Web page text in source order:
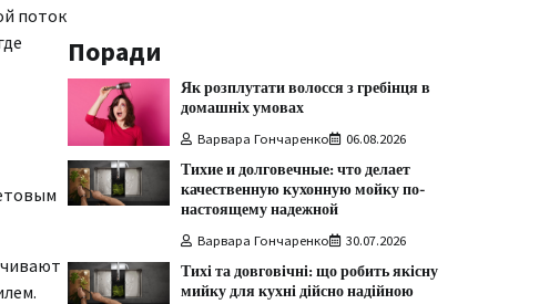
поток
Поради
Як розплутати волосся з гребінця в
домашніх умовах
Варвара Гончаренко 06.08.2026
Тихие и долговечные: что делает
качественную кухонную мойку по-
настоящему надежной
Варвара Гончаренко 30.07.2026
Тихі та довговічні: що робить якісну
мийку для кухні дійсно надійною